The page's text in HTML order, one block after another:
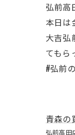
弘前高
本日は
大吉弘
てもら
#弘前
青森の
弘前高田